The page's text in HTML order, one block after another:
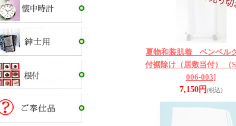
夏物和装肌着 ベンベル
付裾除け（居敷当付） （S
006-003]
7,150円(税込)